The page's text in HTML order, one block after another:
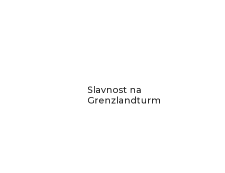
Slavnost na
Grenzlandturm